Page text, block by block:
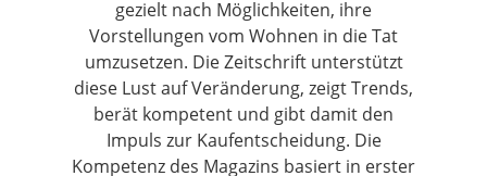
gezielt nach Möglichkeiten, ihre
Vorstellungen vom Wohnen in die Tat
umzusetzen. Die Zeitschrift unterstützt
diese Lust auf Veränderung, zeigt Trends,
berät kompetent und gibt damit den
Impuls zur Kaufentscheidung. Die
Kompetenz des Magazins basiert in erster